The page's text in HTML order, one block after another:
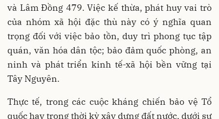
và Lâm Đồng 479. Việc kế thừa, phát huy vai trò
của nhóm xã hội đặc thù này có ý nghĩa quan
trọng đối với việc bảo tồn, duy trì phong tục tập
quán, văn hóa dân tộc; bảo đảm quốc phòng, an
ninh và phát triển kinh tế-xã hội bền vững tại
Tây Nguyên.
Thực tế, trong các cuộc kháng chiến bảo vệ Tổ
quốc hay trong thời kỳ xây dựng đất nước, dưới sự